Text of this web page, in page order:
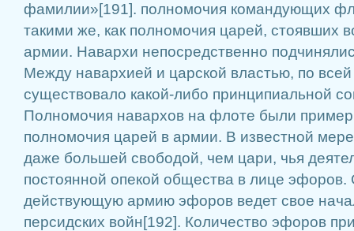
фамилии»[191]. полномочия командующих
такими же, как полномочия царей, стоявших
армии. Навархи непосредственно
Между навархией и царской властью, по
существовало какой-либо принципиальной
Полномочия навархов на флоте были
полномочия царей в армии. В известной
даже большей свободой, чем цари, чья
постоянной опекой общества в лице
действующую армию эфоров ведет свое
персидских войн[192]. Количество эфоров